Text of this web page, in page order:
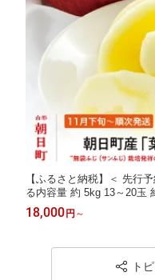
【ふるさと納税】＜ 先行
る内容量 約 5kg 13～20玉
ら12月下旬発送】 山形県
ゴ 林檎 秋 冬 送料無料
18,000 円 ～
ト